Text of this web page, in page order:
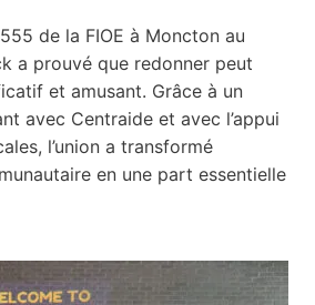
de la FIOE à Moncton au
a prouvé que redonner peut
et amusant. Grâce à un
avec Centraide et avec l’appui
l’union a transformé
en une part essentielle